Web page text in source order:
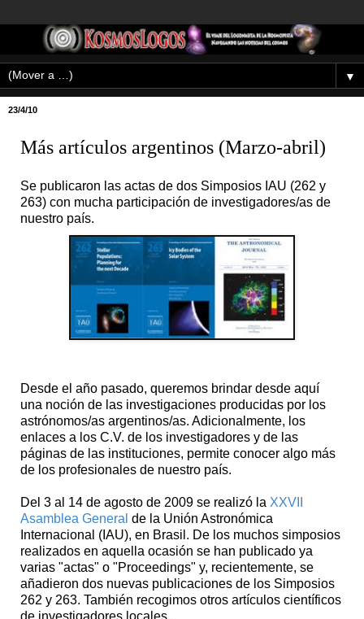
▼
23/4/10
Más artículos argentinos (Marzo-abril)
Se publicaron las actas de dos Simposios IAU (262 y
263) con mucha participación de investigadores/as de
nuestro país.
Desde el año pasado, queremos brindar desde aquí
una noción de las investigaciones producidas por los
astrónomos/as argentinos/as. Adicionalmente, los
enlaces a los C.V. de los investigadores y de las
páginas de las instituciones, permite conocer algo más
de los profesionales de nuestro país.
Del 3 al 14 de agosto de 2009 se realizó la XXVII
Asamblea General de la Unión Astronómica
Internacional (IAU), en Brasil. De los muchos simposios
realizados en aquella ocasión se han publicado ya
varias "actas" o "Proceedings" y, recientemente, se
añadieron dos nuevas publicaciones de los Simposios
262 y 263. También recogimos otros artículos científicos
de investigadores locales.